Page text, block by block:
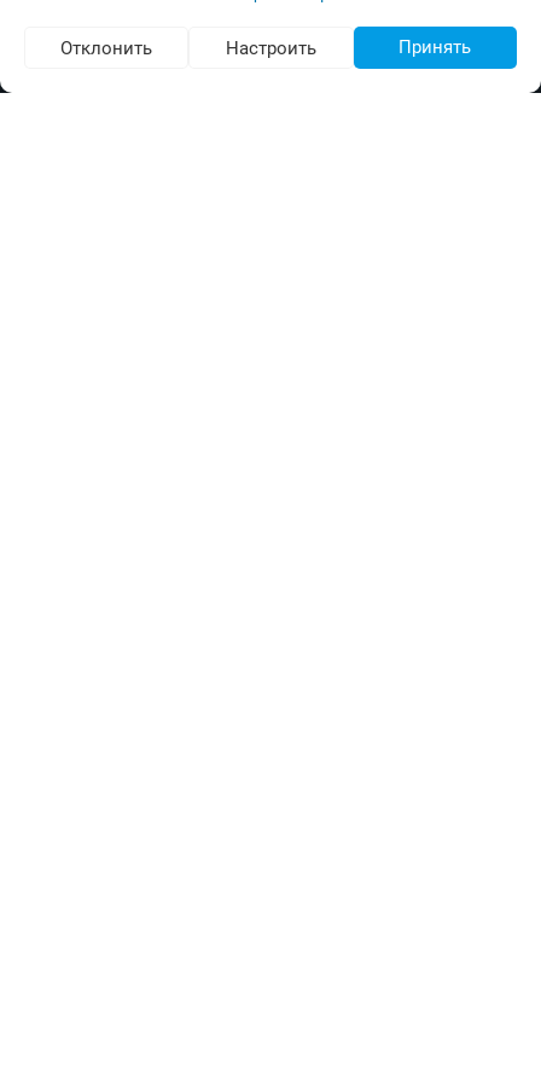
Отклонить Настроить Принять